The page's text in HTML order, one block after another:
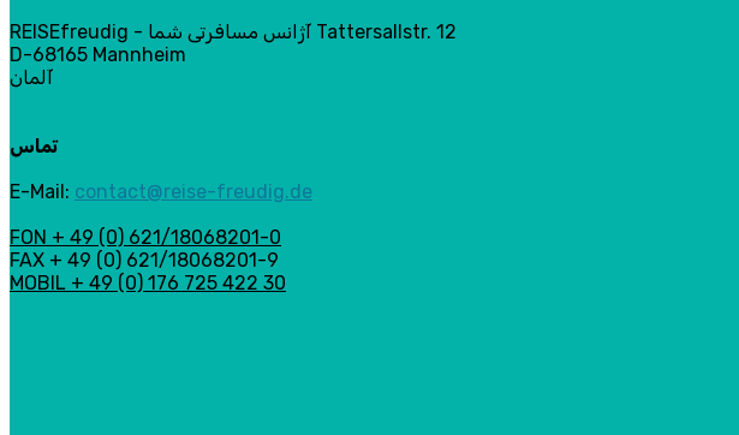
REISEfreudig - آژانس مسافرتی شما Tattersallstr. 12
D-68165 Mannheim
تماس
E-Mail: contact@reise-freudig.de
FON + 49 (0) 621/18068201-0
FAX + 49 (0) 621/18068201-9
MOBIL + 49 (0) 176 725 422 30